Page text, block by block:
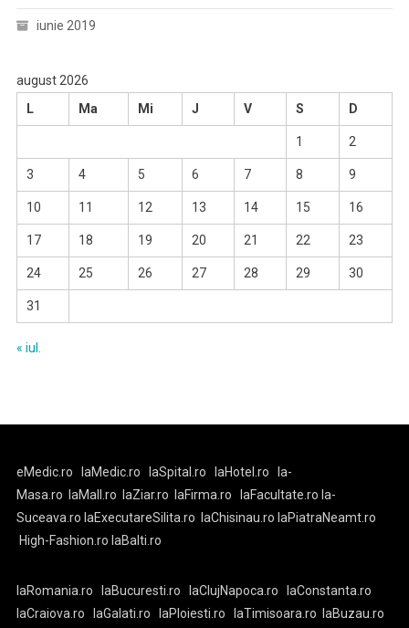
iunie 2019
august 2026
L
Ma Mi J V S D
1 2
3 4 5 6 7 8 9
10 11 12 13 14 15 16
17 18 19 20 21 22 23
24 25 26 27 28 29 30
31
« iul.
eMedic.ro laMedic.ro laSpital.ro laHotel.ro
la-
Masa.ro
laMall.ro laZiar.ro laFirma.ro laFacultate.ro la-
Suceava.ro laExecutareSilita.ro laChisinau.ro laPiatraNeamt.ro
High-Fashion.ro laBalti.ro
laRomania.ro laBucuresti.ro laClujNapoca.ro
laConstanta.ro
laCraiova.ro
laGalati.ro laPloiesti.ro laTimisoara.ro
laBuzau.ro